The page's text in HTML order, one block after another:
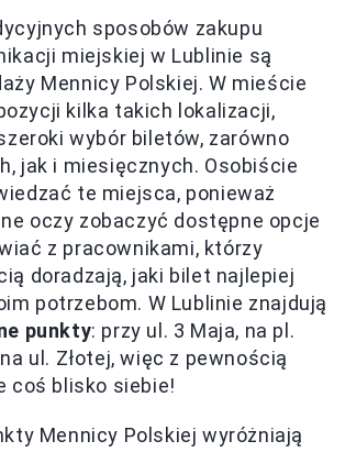
sposobów zakupu
miejskiej w Lublinie są
Mennicy Polskiej. W mieście
kilka takich lokalizacji,
wybór biletów, zarówno
jak i miesięcznych. Osobiście
te miejsca, ponieważ
oczy zobaczyć dostępne opcje
z pracownikami, którzy
doradzają, jaki bilet najlepiej
potrzebom. W Lublinie znajdują
punkty: przy ul. 3 Maja, na pl.
ul. Złotej, więc z pewnością
coś blisko siebie!
Mennicy Polskiej wyróżniają